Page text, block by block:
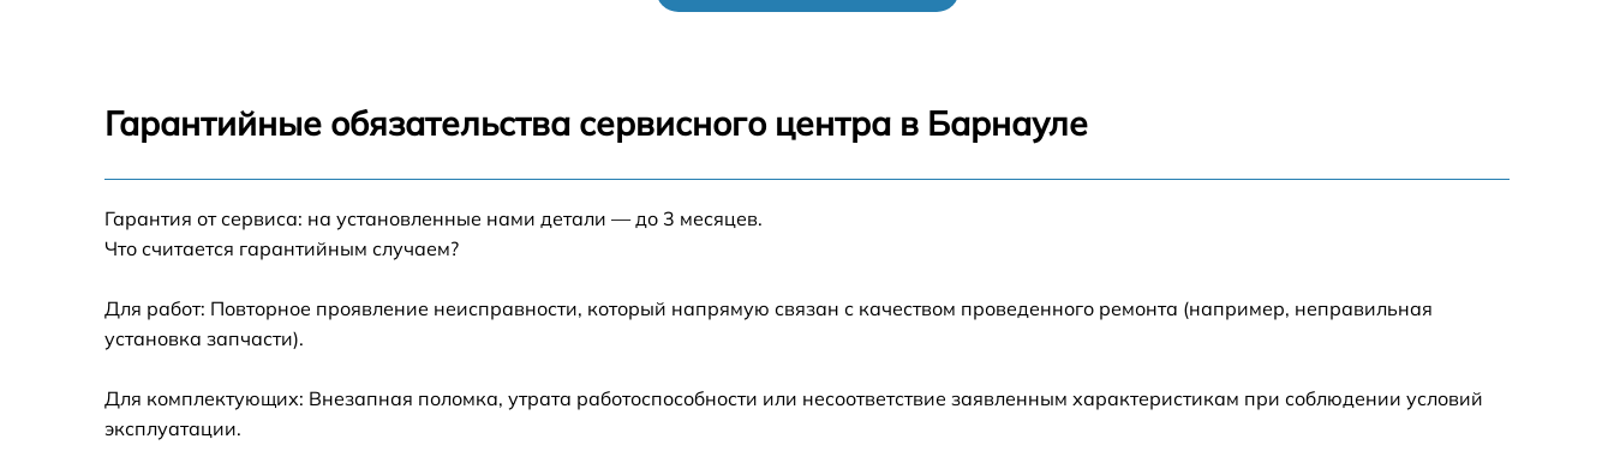
Замена процессора Fortuna General 50S6
Замена ключей управления Fortuna General
Замена микросхемы усилителя Fortuna
General 50S6
Гарантийные обязательства сервисного центра в Барнауле
Гарантия от сервиса: на установленные нами детали — до 3 месяцев.
Что считается гарантийным случаем?
Для работ: Повторное проявление неисправности, который напрямую связан с качеством проведенного ремонта (например, неправильная
установка запчасти).
Для комплектующих: Внезапная поломка, утрата работоспособности или несоответствие заявленным характеристикам при соблюдении условий
эксплуатации.